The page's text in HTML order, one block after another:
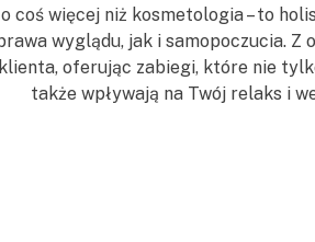
coś więcej niż kosmetologia – to
wyglądu, jak i samopoczucia. Z
oferując zabiegi, które nie
także wpływają na Twój relaks i